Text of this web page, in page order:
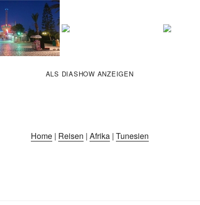
ALS DIASHOW ANZEIGEN
Home| Reisen | Afrika| Tunesien